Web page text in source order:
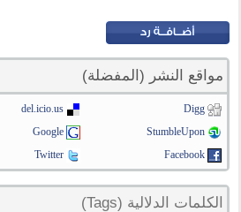
مواقع النشر (المفضلة)
Digg
del.icio.us
StumbleUpon
Google
Facebook
Twitter
الكلمات الدلالية (Tags)